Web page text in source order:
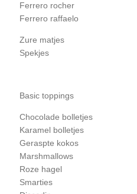
Ferrero rocher
Ferrero raffaelo
Zure matjes
Spekjes
Basic toppings
Chocolade bolletjes
Karamel bolletjes
Geraspte kokos
Marshmallows
Roze hagel
Smarties